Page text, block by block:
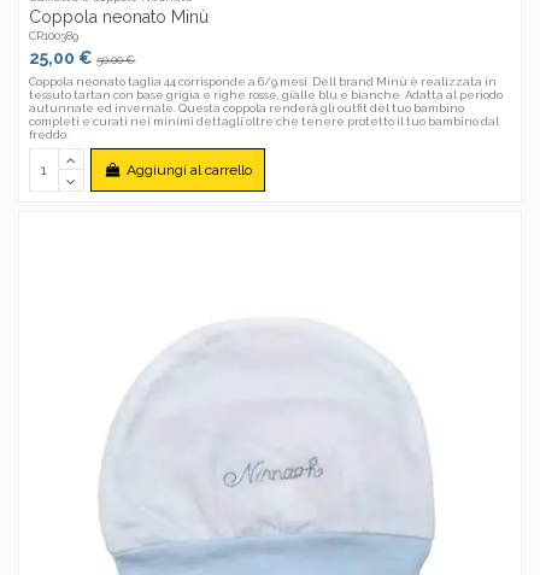
Coppola neonato Minù
CR100389
25,00 €50,00 €
Coppola neonato taglia 44 corrisponde a 6/9 mesi. Dell brand Minù è realizzata in
tessuto tartan con base grigia e righe rosse, gialle blu e bianche. Adatta al periodo
autunnale ed invernale. Questa coppola renderà gli outfit del tuo bambino
completi e curati nei minimi dettagli oltre che tenere protetto il tuo bambino dal
freddo.
Aggiungi al carrello